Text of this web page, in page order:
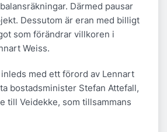
Därmed pausar
Dessutom är eran med billigt
som förändrar villkoren i
Weiss.
med ett förord av Lennart
bostadsminister Stefan Attefall,
till Veidekke, som tillsammans